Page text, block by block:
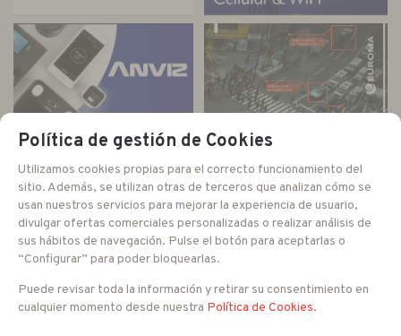
Política de gestión de Cookies
Utilizamos cookies propias para el correcto funcionamiento del
sitio. Además, se utilizan otras de terceros que analizan cómo se
usan nuestros servicios para mejorar la experiencia de usuario,
divulgar ofertas comerciales personalizadas o realizar análisis de
sus hábitos de navegación. Pulse el botón para aceptarlas o
“Configurar” para poder bloquearlas.
Puede revisar toda la información y retirar su consentimiento en
cualquier momento desde nuestra Política de Cookies.